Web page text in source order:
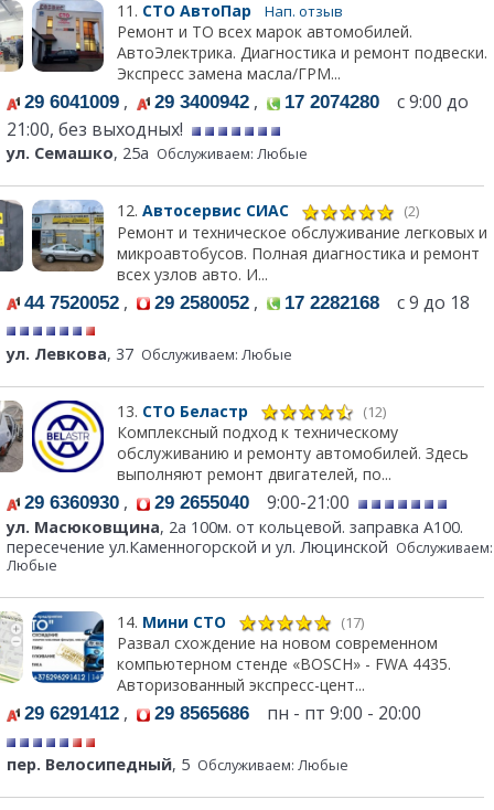
11. СТО АвтоПар Нап. отзыв
Ремонт и ТО всех марок автомобилей.
АвтоЭлектрика. Диагностика и ремонт подвески.
Экспресс замена масла/ГРМ...
29 6041009 , 29 3400942 , 17 2074280 с 9:00 до
21:00, без выходных!
ул. Семашко, 25а Обслуживаем: Любые
12. Автосервис СИАС (2)
Ремонт и техническое обслуживание легковых и
микроавтобусов. Полная диагностика и ремонт
всех узлов авто. И...
44 7520052 , 29 2580052 , 17 2282168 с 9 до 18
ул. Левкова, 37 Обслуживаем: Любые
13. СТО Беластр (12)
Комплексный подход к техническому
обслуживанию и ремонту автомобилей. Здесь
выполняют ремонт двигателей, по...
29 6360930 , 29 2655040 9:00-21:00
ул. Масюковщина, 2а 100м. от кольцевой. заправка А100.
пересечение ул.Каменногорской и ул. Люцинской Обслуживаем:
Любые
14. Мини СТО (17)
Развал схождение на новом современном
компьютерном стенде «BOSCH» - FWA 4435.
Авторизованный экспресс-цент...
29 6291412 , 29 8565686 пн - пт 9:00 - 20:00
пер. Велосипедный, 5 Обслуживаем: Любые